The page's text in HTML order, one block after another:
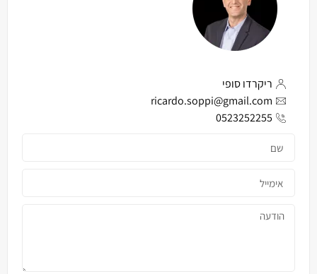
ריקרדו סופי
ricardo.soppi@gmail.com
0523252255